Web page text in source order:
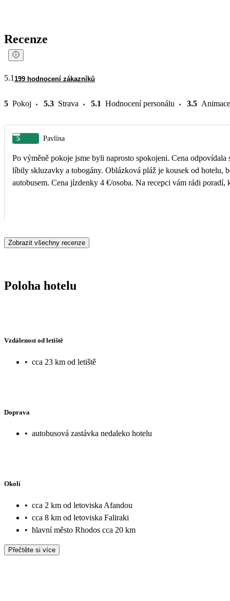
Recenze
5.1 199 hodnocení zákazníků
5 Pokoj 5.3 Strava 5.1 Hodnocení personálu 3.5 Animace
5 Pavlína
Po výměně pokoje jsme byli naprosto spokojeni. Cena
líbily skluzavky a tobogány. Oblázková pláž je kousek od hotelu,
autobusem. Cena jízdenky 4 €/osoba. Na recepci vám rádi
Zobrazit všechny recenze
Poloha hotelu
Vzdálenost od letiště
• cca 23 km od letiště
Doprava
• autobusová zastávka nedaleko hotelu
Okolí
• cca 2 km od letoviska Afandou
• cca 8 km od letoviska Faliraki
• hlavní město Rhodos cca 20 km
Přečtěte si více